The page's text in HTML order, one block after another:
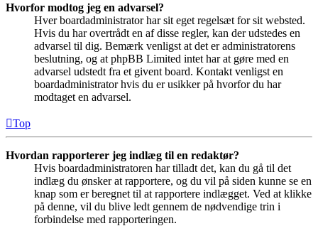
Hvorfor modtog jeg en advarsel?
Hver boardadministrator har sit eget regelsæt for sit websted.
Hvis du har overtrådt en af disse regler, kan der udstedes en
advarsel til dig. Bemærk venligst at det er administratorens
beslutning, og at phpBB Limited intet har at gøre med en
advarsel udstedt fra et givent board. Kontakt venligst en
boardadministrator hvis du er usikker på hvorfor du har
modtaget en advarsel.
Top
Hvordan rapporterer jeg indlæg til en redaktør?
Hvis boardadministratoren har tilladt det, kan du gå til det
indlæg du ønsker at rapportere, og du vil på siden kunne se en
knap som er beregnet til at rapportere indlægget. Ved at klikke
på denne, vil du blive ledt gennem de nødvendige trin i
forbindelse med rapporteringen.